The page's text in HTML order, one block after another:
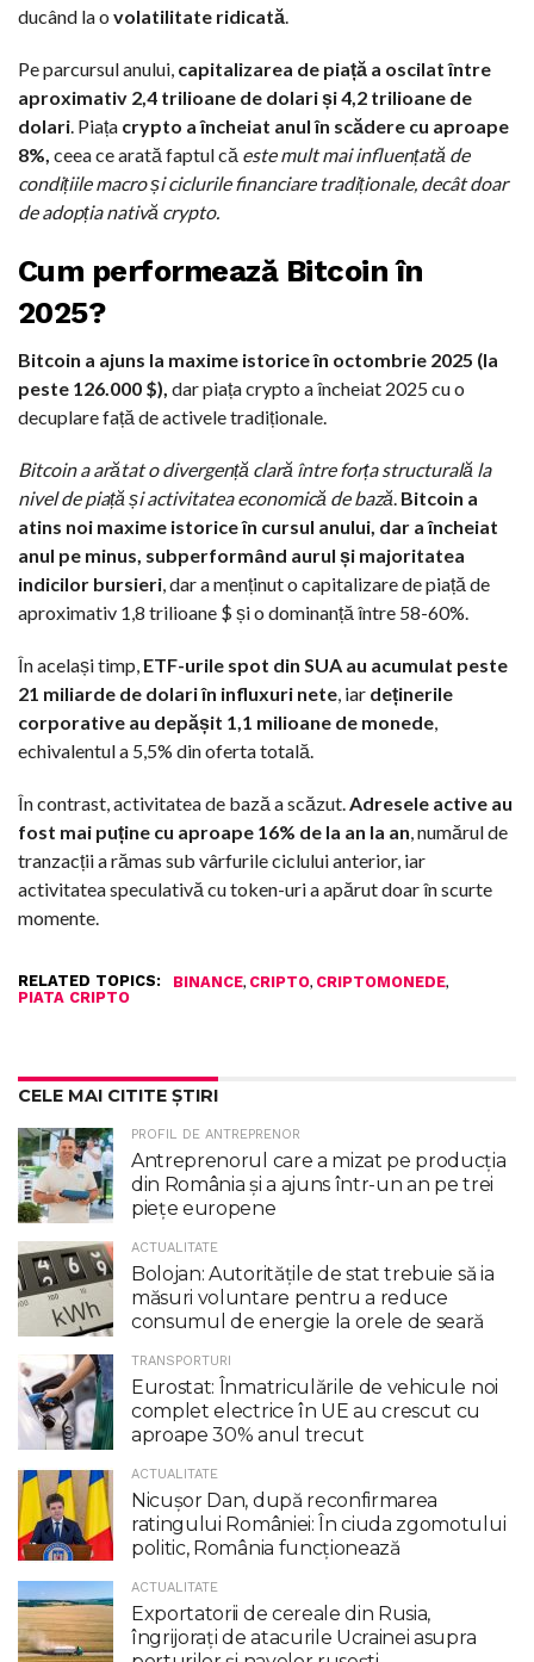
ducând la o volatilitate ridicată
Pe parcursul anului, capitalizarea de piață a oscilat între
aproximativ 2,4 trilioane de dolari și 4,2 trilioane de
dolari . Piața crypto a încheiat anul în scădere cu aproape
8%, ceea ce arată faptul că este mult mai influențată de
condițiile macro și ciclurile financiare tradiționale, decât doar
de adopția nativă crypto.
Cum performează Bitcoin în
2025?
Bitcoin a ajuns la maxime istorice în octombrie 2025 (la
peste 126.000 $), dar piața crypto a încheiat 2025 cu o
decuplare față de activele tradiționale.
Bitcoin a arătat o divergență clară între forța structurală la
nivel de piață și activitatea economică de bază Bitcoin a
atins noi maxime istorice în cursul anului, dar a încheiat
anul pe minus, subperformând aurul și majoritatea
indicilor bursieri , dar a menținut o capitalizare de piață de
aproximativ 1,8 trilioane $ și o dominanță între 58-60%.
În același timp, ETF-urile spot din SUA au acumulat peste
21 miliarde de dolari în influxuri nete , iar deținerile
corporative au depășit 1,1 milioane de monede
echivalentul a 5,5% din oferta totală.
În contrast, activitatea de bază a scăzut. Adresele active au
fost mai puține cu aproape 16% de la an la an , numărul de
tranzacții a rămas sub vârfurile ciclului anterior, iar
activitatea speculativă cu token-uri a apărut doar în scurte
momente.
RELATED TOPICS: BINANCE, CRIPTO, CRIPTOMONEDE,
PIATA CRIPTO
CELE MAI CITITE ȘTIRI
PROFIL DE ANTREPRENOR
Antreprenorul care a mizat pe producția
din România și a ajuns într-un an pe trei
piețe europene
ACTUALITATE
Bolojan: Autoritățile de stat trebuie să ia
măsuri voluntare pentru a reduce
consumul de energie la orele de seară
TRANSPORTURI
Eurostat: Înmatriculările de vehicule noi
complet electrice în UE au crescut cu
aproape 30% anul trecut
ACTUALITATE
Nicuşor Dan, după reconfirmarea
ratingului României: În ciuda zgomotului
politic, România funcţionează
ACTUALITATE
Exportatorii de cereale din Rusia,
îngrijorați de atacurile Ucrainei asupra